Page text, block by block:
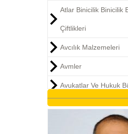
Atlar Binicilik Binicilik
Çiftlikleri
Avcılık Malzemeleri
Avmler
Avukatlar Ve Hukuk
Ayakkabı Ve Çanta